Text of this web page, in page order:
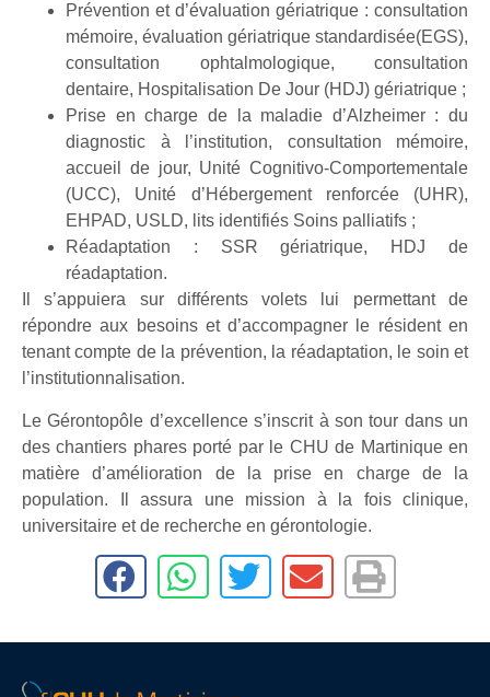
Prévention et d’évaluation gériatrique : consultation
mémoire, évaluation gériatrique standardisée(EGS),
consultation ophtalmologique, consultation
dentaire, Hospitalisation De Jour (HDJ) gériatrique ;
Prise en charge de la maladie d’Alzheimer : du
diagnostic à l’institution, consultation mémoire,
accueil de jour, Unité Cognitivo-Comportementale
(UCC), Unité d’Hébergement renforcée (UHR),
EHPAD, USLD, lits identifiés Soins palliatifs ;
Réadaptation : SSR gériatrique, HDJ de
réadaptation.
Il s’appuiera sur différents volets lui permettant de
répondre aux besoins et d’accompagner le résident en
tenant compte de la prévention, la réadaptation, le soin et
l’institutionnalisation.
Le Gérontopôle d’excellence s’inscrit à son tour dans un
des chantiers phares porté par le CHU de Martinique en
matière d’amélioration de la prise en charge de la
population. Il assura une mission à la fois clinique,
universitaire et de recherche en gérontologie.